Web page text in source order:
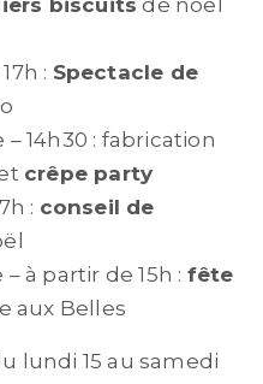
: Spectacle de
14h30 : fabrication
crêpe party
: conseil de
à partir de 15h : fête
aux Belles
lundi 15 au samedi